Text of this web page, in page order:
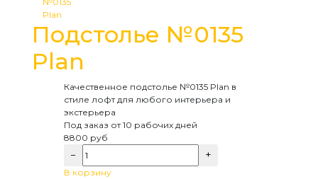
Подстолье №0135
Plan
Качественное подстолье №0135 Plan в
стиле лофт для любого интерьера и
экстерьера
Под заказ от 10 рабочих дней
8800 руб
− +
В корзину